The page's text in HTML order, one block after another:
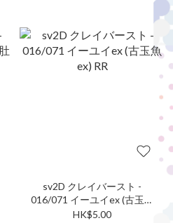
sv2D クレイバースト -
016/071 イーユイex (古玉魚
ex) RR
HK$5.00